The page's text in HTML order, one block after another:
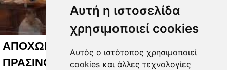
Αυτή η ιστοσελίδα
χρησιμοποιεί cookies
Αυτός ο ιστότοπος χρησιμοποιεί
cookies και άλλες τεχνολογίες
ΑΠΟΧΩΡΗΣΕΙΣ ΓΙΑ ΤΟ ΚΟΣΤΟΣ ΤΟΥ
ΠΡΑΣΙΝΟΥ 05 08 2026